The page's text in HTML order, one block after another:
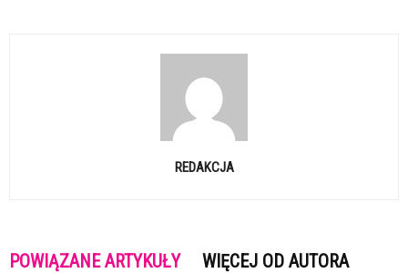
REDAKCJA
POWIĄZANE ARTYKUŁY WIĘCEJ OD AUTORA